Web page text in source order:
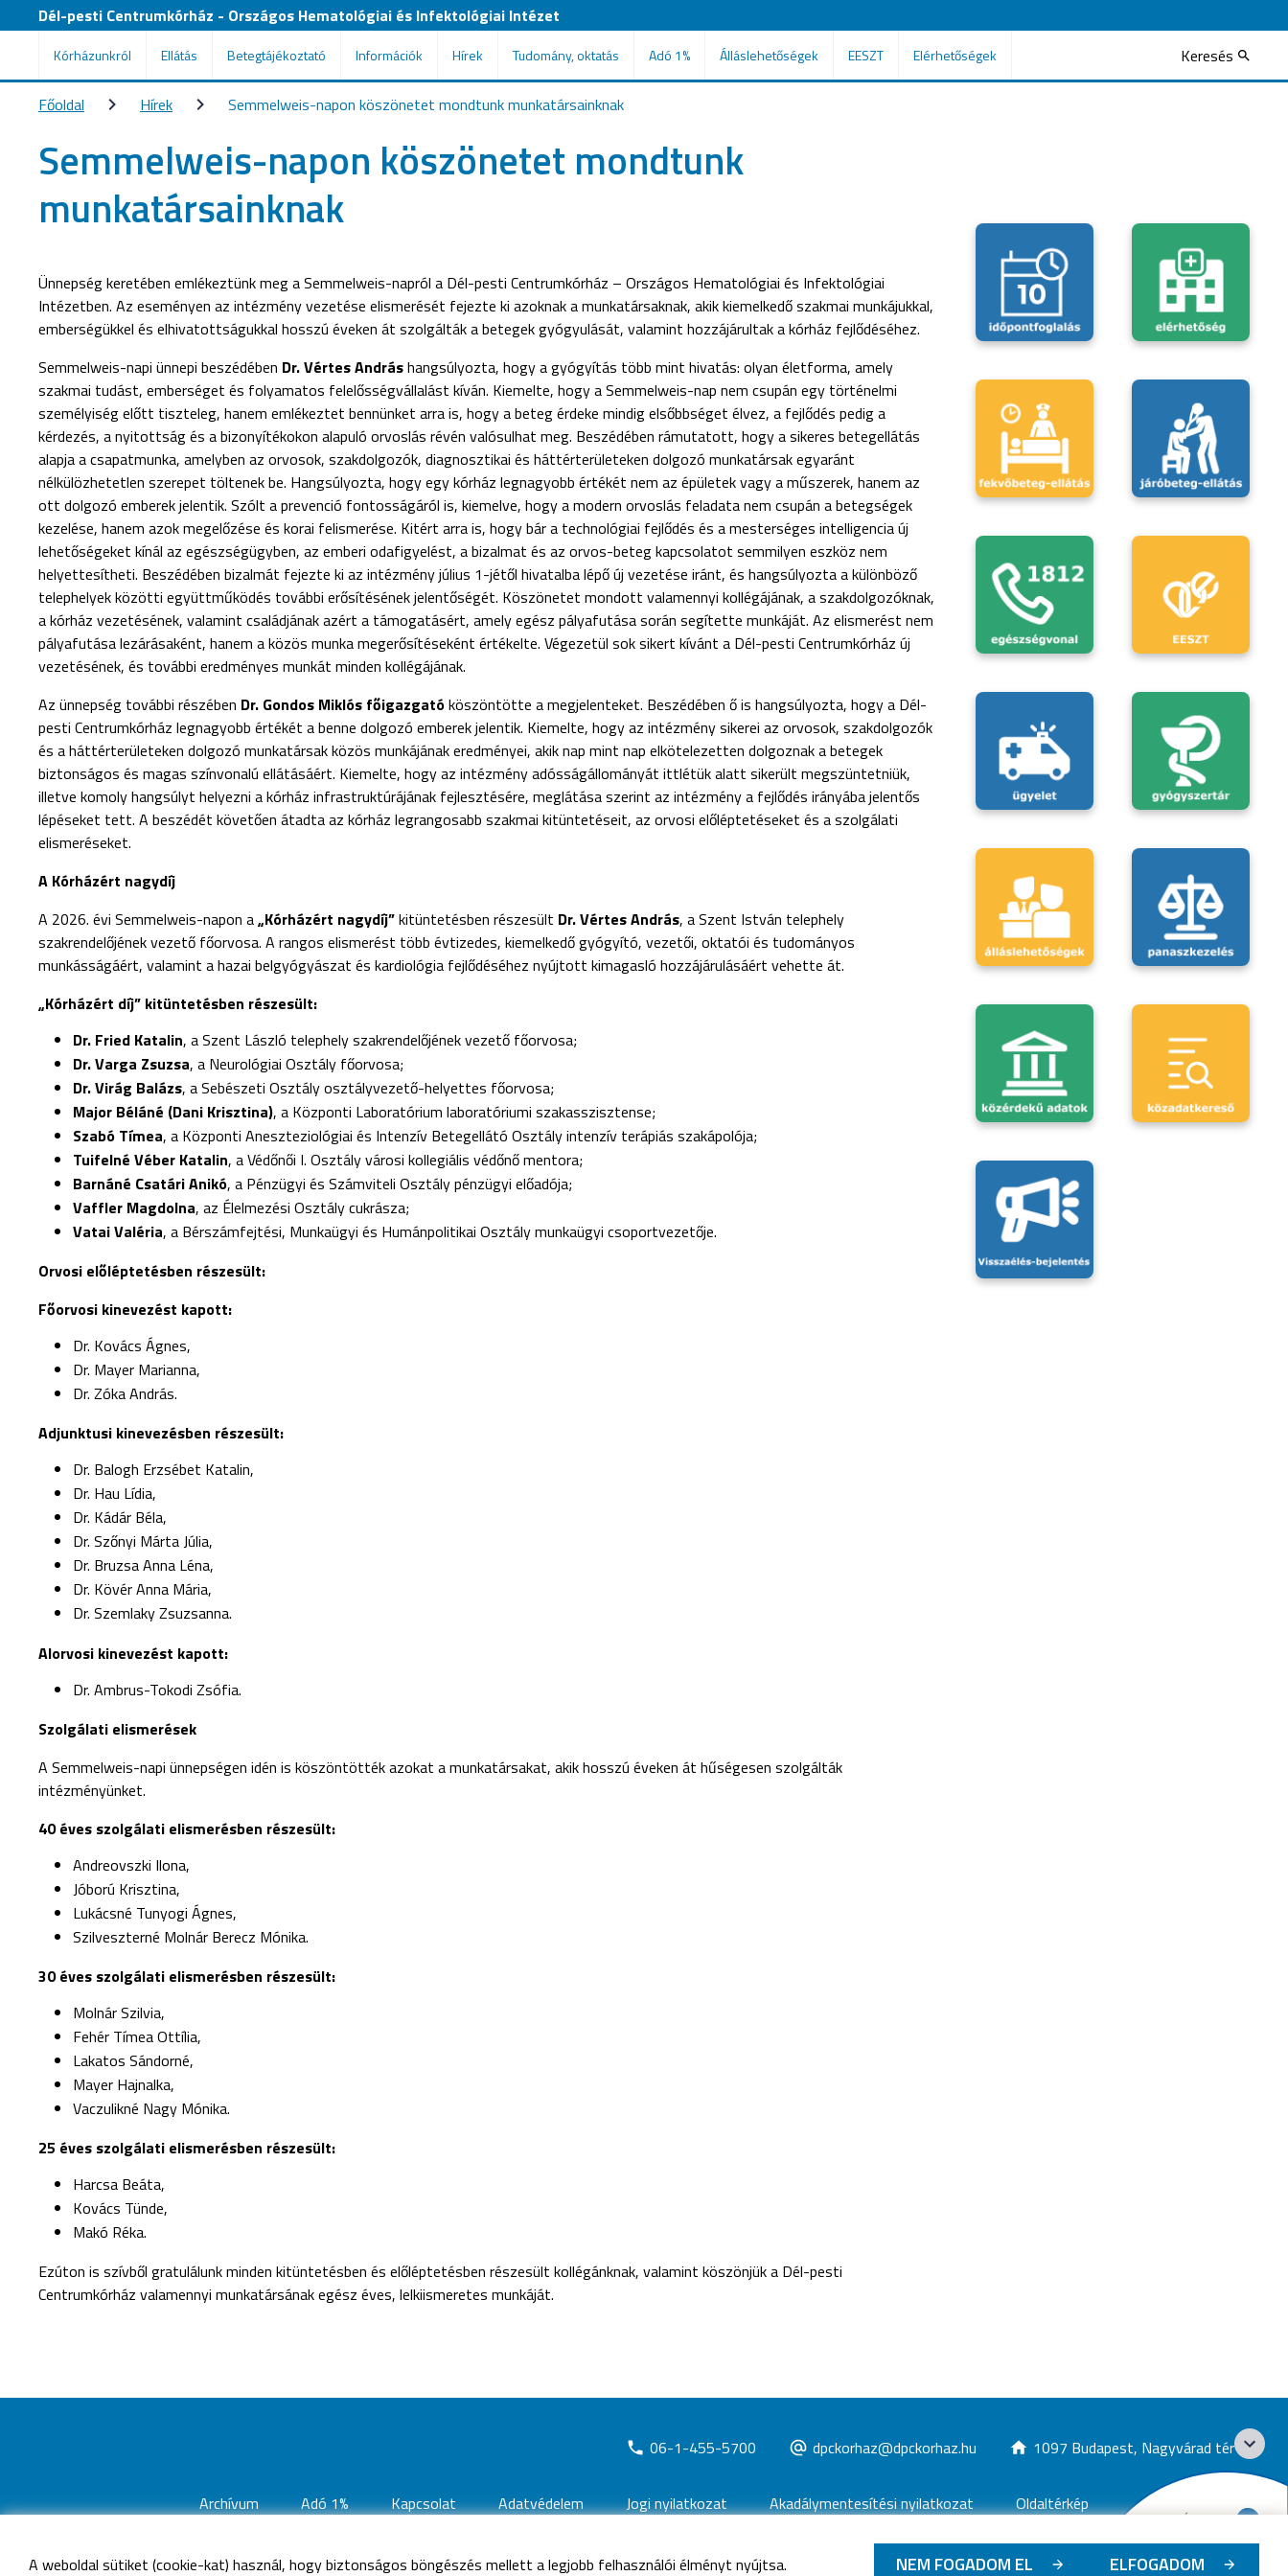
A weboldal sütiket (cookie-kat) használ, hogy biztonságos böngészés mellett a legjobb felhasználói élményt nyújtsa. NEM FOGADOM EL ELFOGADOM
Dél-pesti Centrumkórház - Országos Hematológiai és Infektológiai Intézet
Kórházunkról Ellátás Betegtájékoztató Információk Hírek Tudomány, oktatás Adó 1% Álláslehetőségek EESZT Elérhetőségek Keresés
Főoldal Hírek Semmelweis-napon köszönetet mondtunk munkatársainknak
Semmelweis-napon köszönetet mondtunk
munkatársainknak
Ünnepség keretében emlékeztünk meg a Semmelweis-napról a Dél-pesti Centrumkórház – Országos Hematológiai és Infektológiai
Intézetben. Az eseményen az intézmény vezetése elismerését fejezte ki azoknak a munkatársaknak, akik kiemelkedő szakmai munkájukkal,
emberségükkel és elhivatottságukkal hosszú éveken át szolgálták a betegek gyógyulását, valamint hozzájárultak a kórház fejlődéséhez.
Semmelweis-napi ünnepi beszédében Dr. Vértes Andráshangsúlyozta, hogy a gyógyítás több mint hivatás: olyan életforma, amely
szakmai tudást, emberséget és folyamatos felelősségvállalást kíván. Kiemelte, hogy a Semmelweis-nap nem csupán egy történelmi
személyiség előtt tiszteleg, hanem emlékeztet bennünket arra is, hogy a beteg érdeke mindig elsőbbséget élvez, a fejlődés pedig a
kérdezés, a nyitottság és a bizonyítékokon alapuló orvoslás révén valósulhat meg. Beszédében rámutatott, hogy a sikeres betegellátás
alapja a csapatmunka, amelyben az orvosok, szakdolgozók, diagnosztikai és háttérterületeken dolgozó munkatársak egyaránt
nélkülözhetetlen szerepet töltenek be. Hangsúlyozta, hogy egy kórház legnagyobb értékét nem az épületek vagy a műszerek, hanem az
ott dolgozó emberek jelentik. Szólt a prevenció fontosságáról is, kiemelve, hogy a modern orvoslás feladata nem csupán a betegségek
kezelése, hanem azok megelőzése és korai felismerése. Kitért arra is, hogy bár a technológiai fejlődés és a mesterséges intelligencia új
lehetőségeket kínál az egészségügyben, az emberi odafigyelést, a bizalmat és az orvos-beteg kapcsolatot semmilyen eszköz nem
helyettesítheti. Beszédében bizalmát fejezte ki az intézmény július 1-jétől hivatalba lépő új vezetése iránt, és hangsúlyozta a különböző
telephelyek közötti együttműködés további erősítésének jelentőségét. Köszönetet mondott valamennyi kollégájának, a szakdolgozóknak,
a kórház vezetésének, valamint családjának azért a támogatásért, amely egész pályafutása során segítette munkáját. Az elismerést nem
pályafutása lezárásaként, hanem a közös munka megerősítéseként értékelte. Végezetül sok sikert kívánt a Dél-pesti Centrumkórház új
vezetésének, és további eredményes munkát minden kollégájának.
Az ünnepség további részében Dr. Gondos Miklós főigazgatóköszöntötte a megjelenteket. Beszédében ő is hangsúlyozta, hogy a Dél-
pesti Centrumkórház legnagyobb értékét a benne dolgozó emberek jelentik. Kiemelte, hogy az intézmény sikerei az orvosok, szakdolgozók
és a háttérterületeken dolgozó munkatársak közös munkájának eredményei, akik nap mint nap elkötelezetten dolgoznak a betegek
biztonságos és magas színvonalú ellátásáért. Kiemelte, hogy az intézmény adósságállományát ittlétük alatt sikerült megszüntetniük,
illetve komoly hangsúlyt helyezni a kórház infrastruktúrájának fejlesztésére, meglátása szerint az intézmény a fejlődés irányába jelentős
lépéseket tett. A beszédét követően átadta az kórház legrangosabb szakmai kitüntetéseit, az orvosi előléptetéseket és a szolgálati
elismeréseket.
A Kórházért nagydíj
A 2026. évi Semmelweis-napon a„Kórházért nagydíj”kitüntetésben részesült Dr. Vértes András, a Szent István telephely
szakrendelőjének vezető főorvosa. A rangos elismerést több évtizedes, kiemelkedő gyógyító, vezetői, oktatói és tudományos
munkásságáért, valamint a hazai belgyógyászat és kardiológia fejlődéséhez nyújtott kimagasló hozzájárulásáért vehette át.
„Kórházért díj” kitüntetésben részesült:
Dr. Fried Katalin, a Szent László telephely szakrendelőjének vezető főorvosa;
Dr. Varga Zsuzsa, a Neurológiai Osztály főorvosa;
Dr. Virág Balázs, a Sebészeti Osztály osztályvezető-helyettes főorvosa;
Major Béláné (Dani Krisztina), a Központi Laboratórium laboratóriumi szakasszisztense;
Szabó Tímea, a Központi Aneszteziológiai és Intenzív Betegellátó Osztály intenzív terápiás szakápolója;
Tuifelné Véber Katalin, a Védőnői I. Osztály városi kollegiális védőnő mentora;
Barnáné Csatári Anikó, a Pénzügyi és Számviteli Osztály pénzügyi előadója;
Vaffler Magdolna, az Élelmezési Osztály cukrásza;
Vatai Valéria, a Bérszámfejtési, Munkaügyi és Humánpolitikai Osztály munkaügyi csoportvezetője.
Orvosi előléptetésben részesült:
Főorvosi kinevezést kapott:
Dr. Kovács Ágnes,
Dr. Mayer Marianna,
Dr. Zóka András.
Adjunktusi kinevezésben részesült:
Dr. Balogh Erzsébet Katalin,
Dr. Hau Lídia,
Dr. Kádár Béla,
Dr. Szőnyi Márta Júlia,
Dr. Bruzsa Anna Léna,
Dr. Kövér Anna Mária,
Dr. Szemlaky Zsuzsanna.
Alorvosi kinevezést kapott:
Dr. Ambrus-Tokodi Zsófia.
Szolgálati elismerések
A Semmelweis-napi ünnepségen idén is köszöntötték azokat a munkatársakat, akik hosszú éveken át hűségesen szolgálták
intézményünket.
40 éves szolgálati elismerésben részesült:
Andreovszki Ilona,
Jóború Krisztina,
Lukácsné Tunyogi Ágnes,
Szilveszterné Molnár Berecz Mónika.
30 éves szolgálati elismerésben részesült:
Molnár Szilvia,
Fehér Tímea Ottília,
Lakatos Sándorné,
Mayer Hajnalka,
Vaczulikné Nagy Mónika.
25 éves szolgálati elismerésben részesült:
Harcsa Beáta,
Kovács Tünde,
Makó Réka.
Ezúton is szívből gratulálunk minden kitüntetésben és előléptetésben részesült kollégánknak, valamint köszönjük a Dél-pesti
Centrumkórház valamennyi munkatársának egész éves, lelkiismeretes munkáját.
06-1-455-5700 dpckorhaz@dpckorhaz.hu 1097 Budapest, Nagyvárad tér 1.
Archívum Adó 1% Kapcsolat Adatvédelem Jogi nyilatkozat Akadálymentesítési nyilatkozat Oldaltérkép
©Minden jog fenntartvaDél-pesti Centrumkórház - Országos Hematológiai és Infektológiai Intézet-2026